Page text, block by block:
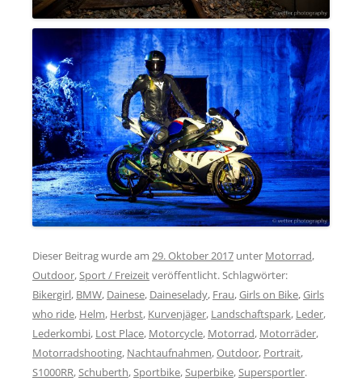
Dieser Beitrag wurde am 29. Oktober 2017unter Motorrad,
Outdoor,Sport / Freizeitveröffentlicht. Schlagwörter:
Bikergirl, BMW, Dainese, Daineselady, Frau,Girls on Bike,Girls
who ride, Helm, Herbst, Kurvenjäger, Landschaftspark, Leder,
Lederkombi, Lost Place, Motorcycle, Motorrad, Motorräder,
Motorradshooting, Nachtaufnahmen,Outdoor, Portrait,
S1000RR,Schuberth,Sportbike,Superbike,Supersportler.